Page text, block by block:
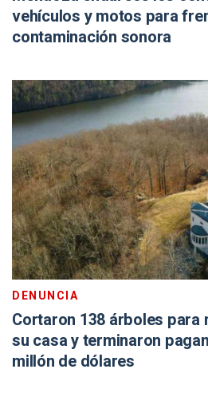
vehículos y motos para
contaminación sonora
DENUNCIA
Cortaron 138 árboles para
su casa y terminaron
millón de dólares